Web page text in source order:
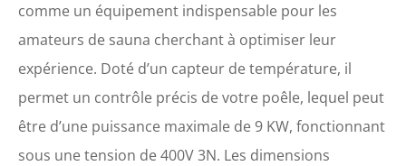
comme un équipement indispensable pour les
amateurs de sauna cherchant à optimiser leur
expérience. Doté d’un capteur de température, il
permet un contrôle précis de votre poêle, lequel peut
être d’une puissance maximale de 9 KW, fonctionnant
sous une tension de 400V 3N. Les dimensions